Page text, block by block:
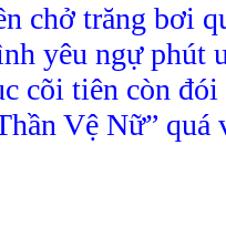
chở trăng bơi
yêu ngự phút
cõi tiên còn đói
Vệ Nữ” quá